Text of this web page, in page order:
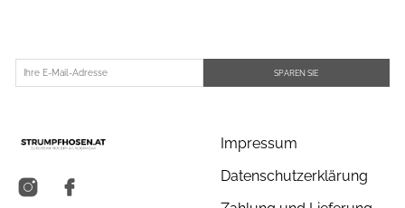
SPAREN SIE
Impressum
Datenschutzerklärung